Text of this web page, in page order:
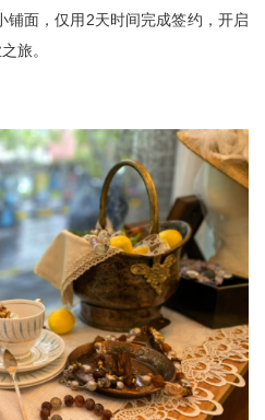
面，仅用2天时间完成签约，开启
旅。